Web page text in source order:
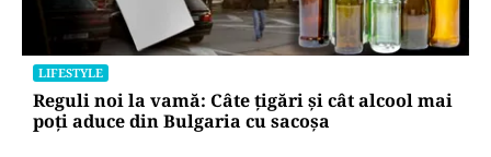
LIFESTYLE
Reguli noi la vamă: Câte țigări și cât alcool mai
poți aduce din Bulgaria cu sacoșa